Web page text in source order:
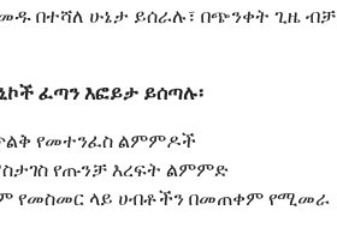
በተሻለ ሁኔታ ይሰራሉ፣ በጭንቀት ጊዜ ብቻ
ፈጣን እፎይታ ይሰጣሉ፡
ጥልቅ የመተንፈስ ልምምዶች
የጡንቻ እረፍት ልምምድ
የመስመር ላይ ሀብቶችን በመጠቀም የሚመራ